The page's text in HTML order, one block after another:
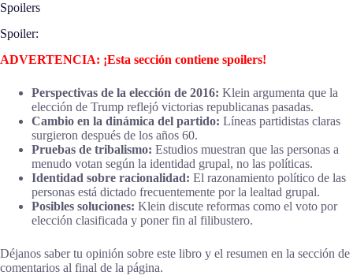
Spoilers
Spoiler:
ADVERTENCIA: ¡Esta sección contiene spoilers!
Perspectivas de la elección de 2016: Klein argumenta que la
elección de Trump reflejó victorias republicanas pasadas.
Cambio en la dinámica del partido: Líneas partidistas claras
surgieron después de los años 60.
Pruebas de tribalismo: Estudios muestran que las personas a
menudo votan según la identidad grupal, no las políticas.
Identidad sobre racionalidad: El razonamiento político de las
personas está dictado frecuentemente por la lealtad grupal.
Posibles soluciones: Klein discute reformas como el voto por
elección clasificada y poner fin al filibustero.
Déjanos saber tu opinión sobre este libro y el resumen en la sección de
comentarios al final de la página.